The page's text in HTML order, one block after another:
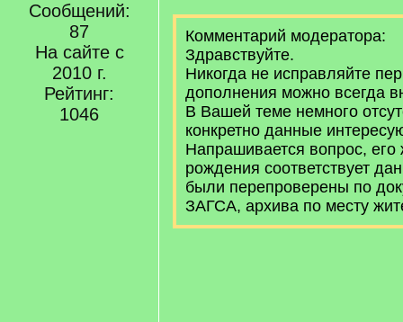
Сообщений:
87
На сайте с
2010 г.
Рейтинг:
1046
Комментарий модератора:
Здравствуйте.
Никогда не исправляйте
дополнения можно всегда
В Вашей теме немного
конкретно данные
Напрашивается вопрос, его
рождения соответствует
были перепроверены по
ЗАГСА, архива по месту